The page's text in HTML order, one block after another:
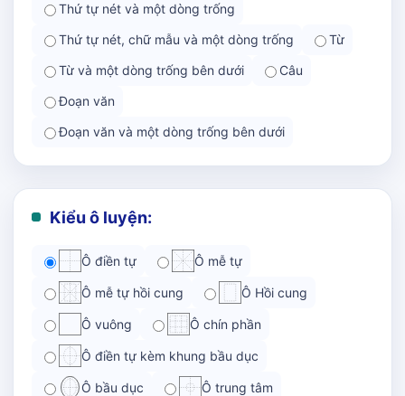
Thứ tự nét và một dòng trống
Thứ tự nét, chữ mẫu và một dòng trống
Từ
Từ và một dòng trống bên dưới
Câu
Đoạn văn
Đoạn văn và một dòng trống bên dưới
Kiểu ô luyện:
Ô điền tự Ô mễ tự
Ô mễ tự hồi cung Ô Hồi cung
Ô vuông Ô chín phần
Ô điền tự kèm khung bầu dục
Ô bầu dục Ô trung tâm